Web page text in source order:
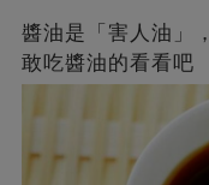
醬油是「害人油」
敢吃醬油的看看吧